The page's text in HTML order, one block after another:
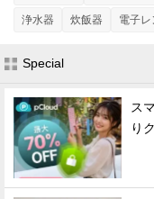
浄水器 炊飯器 電子
Special
ス
り